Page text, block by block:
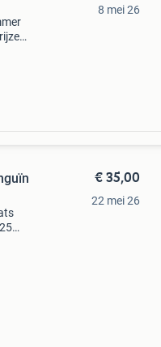
8 mei 26
€ 35,00
22 mei 26